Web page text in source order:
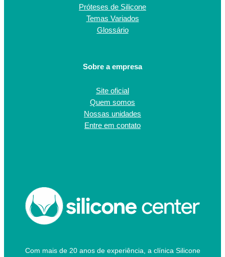
Próteses de Silicone
Temas Variados
Glossário
Sobre a empresa
Site oficial
Quem somos
Nossas unidades
Entre em contato
Com mais de 20 anos de experiência, a clínica Silicone